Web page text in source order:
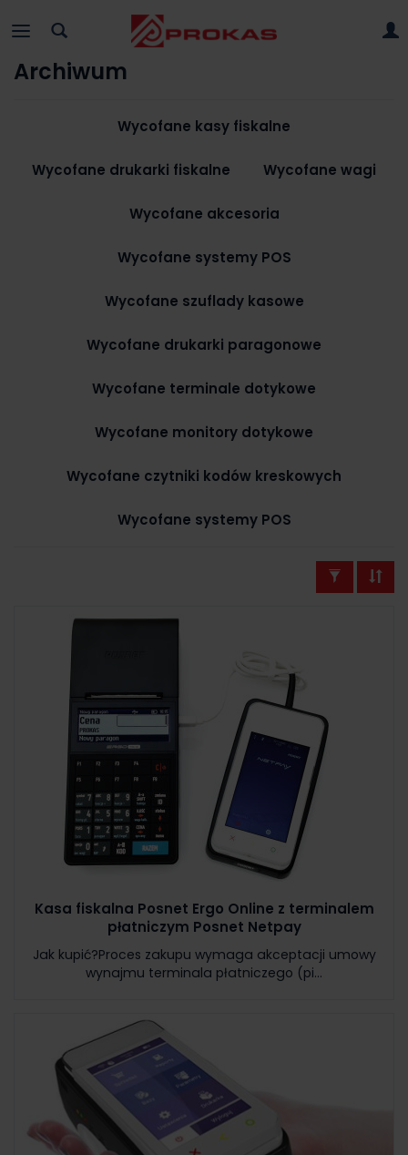
Archiwum
Wycofane kasy fiskalne
Wycofane drukarki fiskalne Wycofane wagi
Wycofane akcesoria
Wycofane systemy POS
Wycofane szuflady kasowe
Wycofane drukarki paragonowe
Wycofane terminale dotykowe
Wycofane monitory dotykowe
Wycofane czytniki kodów kreskowych
Wycofane systemy POS
Kasa fiskalna Posnet Ergo Online z terminalem
płatniczym Posnet Netpay
Jak kupić?Proces zakupu wymaga akceptacji umowy
wynajmu terminala płatniczego (pi...